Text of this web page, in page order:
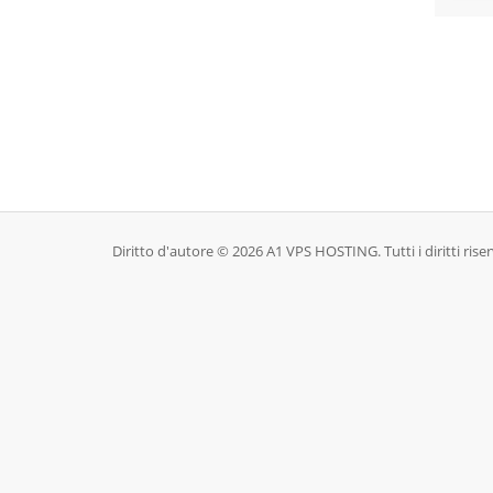
Diritto d'autore © 2026 A1 VPS HOSTING. Tutti i diritti